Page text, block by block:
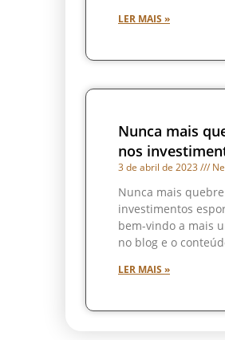
LER MAIS »
Nunca mais
nos
3 de abril de 2023
Nunca mais
investimentos
bem-vindo a mais
no blog e o
LER MAIS »